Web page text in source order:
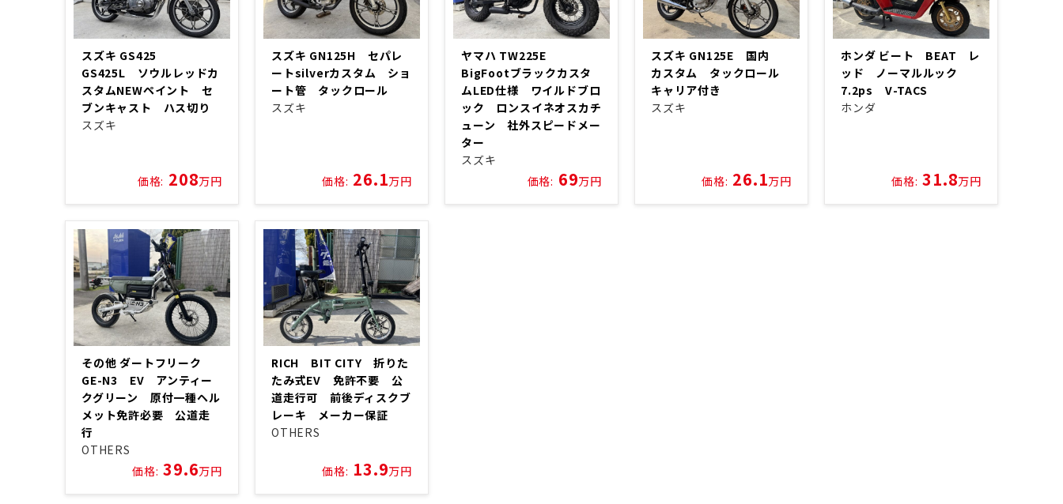
スズキ GS425
GS425L ソウルレッドカ
スタムNEWペイント セ
ブンキャスト ハス切り
スズキ
価格: 208万円
スズキ GN125H セパレ
ートsilverカスタム ショ
ート管 タックロール
スズキ
価格: 26.1万円
ヤマハ TW225E
BigFootブラックカスタ
ムLED仕様 ワイルドブロ
ック ロンスイネオスカチ
ューン 社外スピードメー
ター
スズキ
価格: 69万円
スズキ GN125E 国内
カスタム タックロール
キャリア付き
スズキ
価格: 26.1万円
ホンダ ビート BEAT レ
ッド ノーマルルック
7.2ps V-TACS
ホンダ
価格: 31.8万円
その他 ダートフリーク
GE-N3 EV アンティー
クグリーン 原付一種ヘル
メット免許必要 公道走
行
OTHERS
価格: 39.6万円
RICH BIT CITY 折りた
たみ式EV 免許不要 公
道走行可 前後ディスクブ
レーキ メーカー保証
OTHERS
価格: 13.9万円